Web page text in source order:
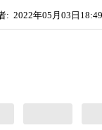
: 2022年05月03日